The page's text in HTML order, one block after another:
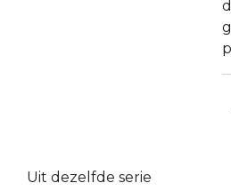
Uit dezelfde serie